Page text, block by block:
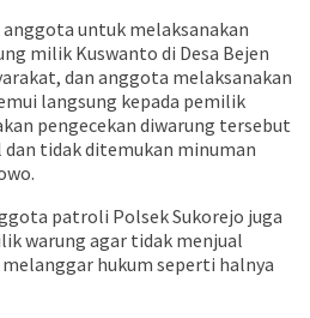
untuk melaksanakan
milik Kuswanto di Desa Bejen
dan anggota melaksanakan
langsung kepada pemilik
pengecekan diwarung tersebut
tidak ditemukan minuman
patroli Polsek Sukorejo juga
warung agar tidak menjual
hukum seperti halnya